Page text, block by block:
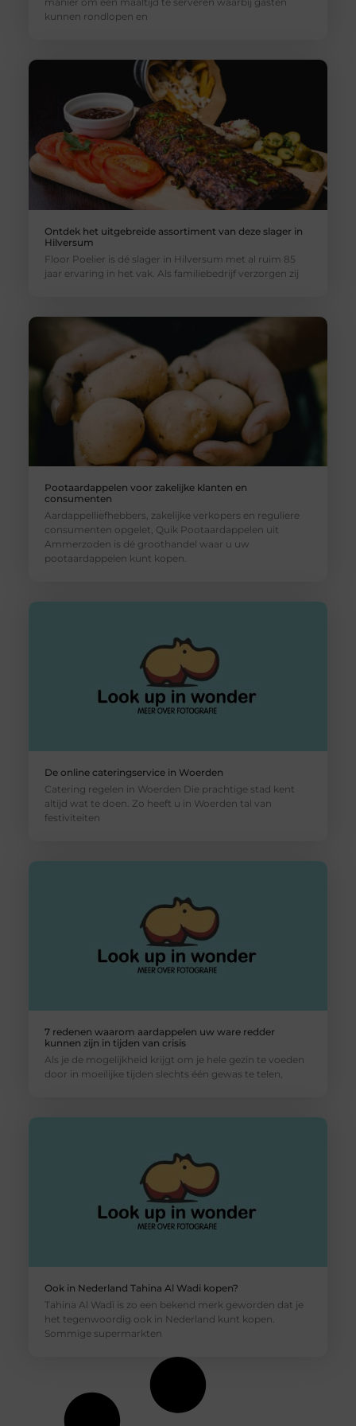
kunnen rondlopen en
Ontdek het uitgebreide assortiment van deze slager in
Hilversum
Floor Poelier is dé slager in Hilversum met al ruim 85
jaar ervaring in het vak. Als familiebedrijf verzorgen zij
Pootaardappelen voor zakelijke klanten en
consumenten
Aardappelliefhebbers, zakelijke verkopers en reguliere
consumenten opgelet, Quik Pootaardappelen uit
Ammerzoden is dé groothandel waar u uw
pootaardappelen kunt kopen.
De online cateringservice in Woerden
Catering regelen in Woerden Die prachtige stad kent
altijd wat te doen. Zo heeft u in Woerden tal van
festiviteiten
7 redenen waarom aardappelen uw ware redder
kunnen zijn in tijden van crisis
Als je de mogelijkheid krijgt om je hele gezin te voeden
door in moeilijke tijden slechts één gewas te telen,
Ook in Nederland Tahina Al Wadi kopen?
Tahina Al Wadi is zo een bekend merk geworden dat je
het tegenwoordig ook in Nederland kunt kopen.
Sommige supermarkten